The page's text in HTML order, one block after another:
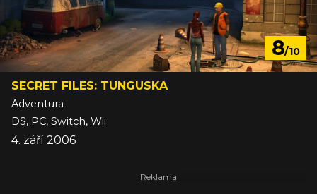
8/10
SECRET FILES: TUNGUSKA
Adventura
DS, PC, Switch, Wii
4. září 2006